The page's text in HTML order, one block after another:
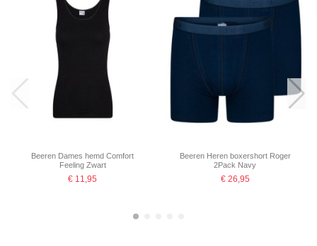
Beeren Dames hemd Comfort
Feeling Zwart
€ 11,95
Beeren Heren boxershort Roger
2Pack Navy
€ 26,95